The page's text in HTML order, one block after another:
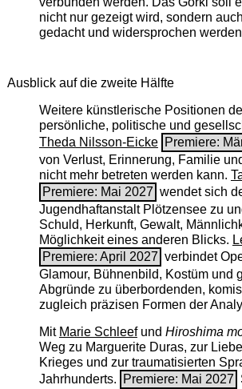
nicht nur gezeigt wird, sondern
gedacht und widersprochen
Ausblick auf die zweite Hälfte
Weitere künstlerische Positionen
persönliche, politische und
Theda Nilsson-Eicke Premiere:
von Verlust, Erinnerung, Familie
nicht mehr betreten werden kann.
Premiere: Mai 2027 wendet sich
Jugendhaftanstalt Plötzensee zu
Schuld, Herkunft, Gewalt,
Möglichkeit eines anderen Blicks.
Premiere: April 2027 verbindet
Glamour, Bühnenbild, Kostüm und
Abgründe zu überbordenden,
zugleich präzisen Formen der
Mit Marie Schleefund Hiroshima
Weg zu Marguerite Duras, zur
Krieges und zur traumatisierten
Jahrhunderts.
Premiere: Mai 2027